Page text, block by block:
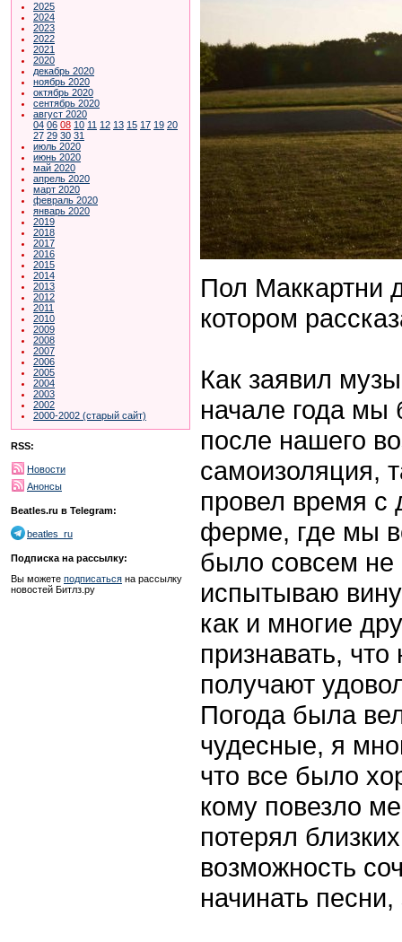
2025
2024
2023
2022
2021
2020
декабрь 2020
ноябрь 2020
октябрь 2020
сентябрь 2020
август 2020
04 06 08 10 11 12 13 15 17 19 20
27 29 30 31
июль 2020
июнь 2020
май 2020
апрель 2020
март 2020
февраль 2020
январь 2020
2019
2018
2017
2016
2015
2014
2013
2012
2011
2010
2009
2008
2007
2006
2005
2004
2003
2002
2000-2002 (старый сайт)
RSS:
Новости
Анонсы
Beatles.ru в Telegram:
beatles_ru
Подписка на рассылку:
Вы можете подписаться на рассылку
новостей Битлз.ру
Пол Маккартни
котором
Как заявил
начале года мы
после нашего
самоизоляция,
провел время с
ферме, где мы
было совсем
испытываю
как и многие
признавать,
получают
Погода была
чудесные, я
что все было
кому повезло
потерял
возможность
начинать